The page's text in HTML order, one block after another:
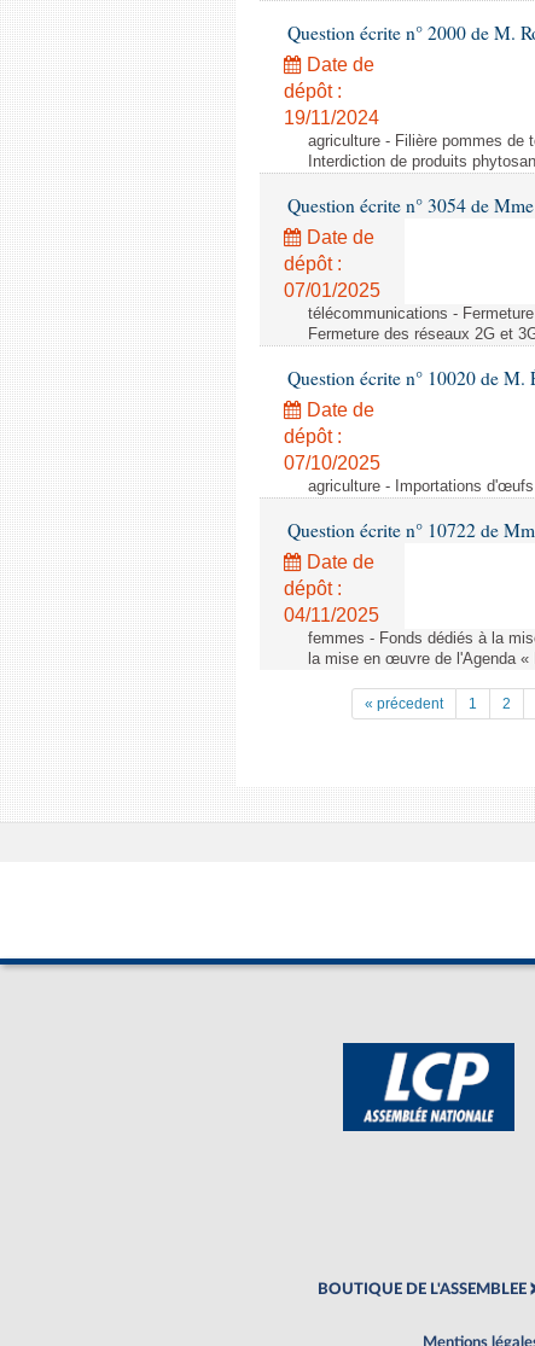
Question écrite n° 2000 de M.
Date de
dépôt :
19/11/2024
agriculture - Filière pommes de
Interdiction de produits
Question écrite n° 3054 de
Date de
dépôt :
07/01/2025
télécommunications -
Fermeture des réseaux 2G et
Question écrite n° 10020 de
Date de
dépôt :
07/10/2025
agriculture - Importations
Question écrite n° 10722 de
Date de
dépôt :
04/11/2025
femmes - Fonds dédiés à la
la mise en œuvre de l'Agenda
« précedent 1 2
BOUTIQUE DE L'ASSEMBLEE
Mentions